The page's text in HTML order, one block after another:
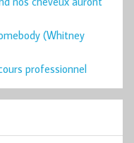
(Whitney
professionnel